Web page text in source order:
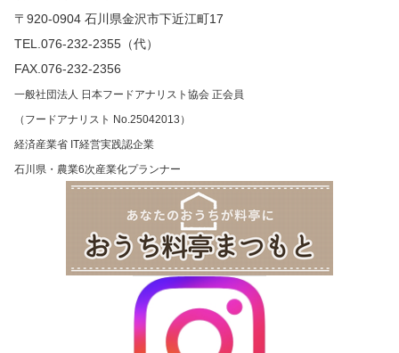
〒920-0904 石川県金沢市下近江町17
TEL.076-232-2355（代）
FAX.076-232-2356
一般社団法人 日本フードアナリスト協会 正会員
（フードアナリスト No.25042013）
経済産業省 IT経営実践認企業
石川県・農業6次産業化プランナー